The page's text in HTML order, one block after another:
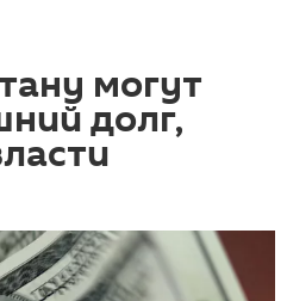
могут
долг,